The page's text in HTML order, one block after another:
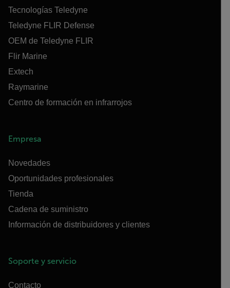
Tecnologías Teledyne
Teledyne FLIR Defense
OEM de Teledyne FLIR
Flir Marine
Extech
Raymarine
Centro de formación en infrarrojos
Empresa
Novedades
Oportunidades profesionales
Tienda
Cadena de suministro
Información de distribuidores y clientes
Soporte y servicio
Contacto